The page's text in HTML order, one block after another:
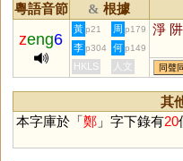
粵語音節 & 根據
zeng6
黃 p21 周 p179 淨 阱
李 p304 何 p149
HKLS 人文 同聲
其
本字庫於「鄭」字下錄有20